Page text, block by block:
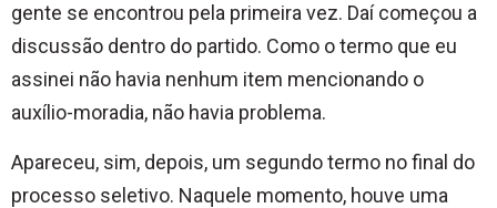
gente se encontrou pela primeira vez. Daí começou a
discussão dentro do partido. Como o termo que eu
assinei não havia nenhum item mencionando o
auxílio-moradia, não havia problema.
Apareceu, sim, depois, um segundo termo no final do
processo seletivo. Naquele momento, houve uma